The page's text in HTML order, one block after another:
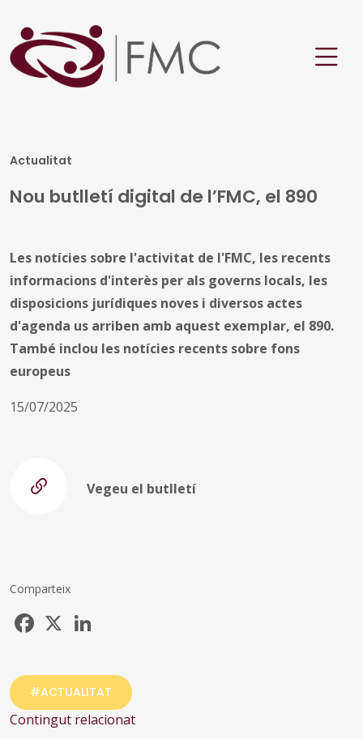
Actualitat
Nou butlletí digital de l’FMC, el 890
Les notícies sobre l'activitat de l'FMC, les recents
informacions d'interès per als governs locals, les
disposicions jurídiques noves i diversos actes
d'agenda us arriben amb aquest exemplar, el 890.
També inclou les notícies recents sobre fons
europeus
15/07/2025
Vegeu el butlletí
Comparteix
Facebook
#ACTUALITAT
Contingut relacionat